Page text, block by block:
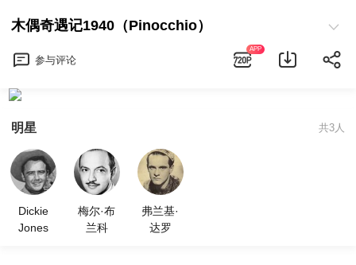
木偶奇遇记1940（Pinocchio）
参与评论
APP
明星 共3人
Dickie
Jones
梅尔·布
兰科
弗兰基·
达罗